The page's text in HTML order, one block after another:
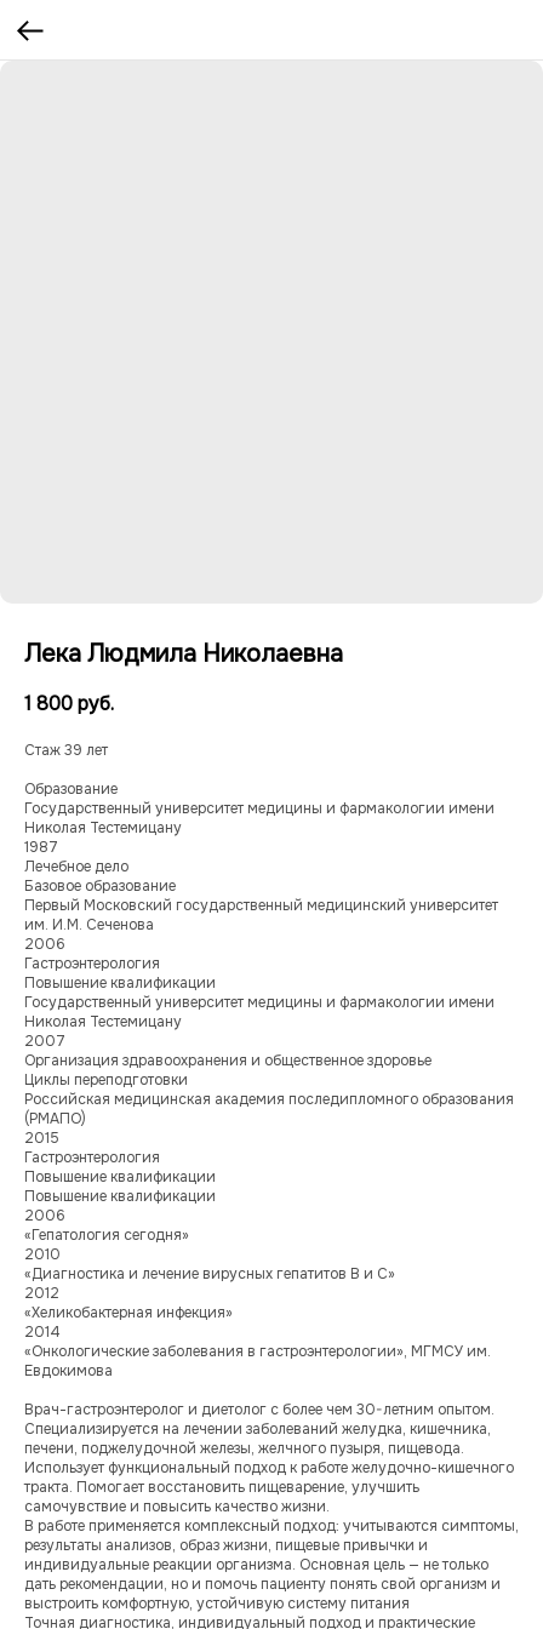
Лека Людмила Николаевна
1 800руб.
Стаж 39 лет
Образование
Государственный университет медицины и фармакологии имени
Николая Тестемицану
1987
Лечебное дело
Базовое образование
Первый Московский государственный медицинский университет
им. И.М. Сеченова
2006
Гастроэнтерология
Повышение квалификации
Государственный университет медицины и фармакологии имени
Николая Тестемицану
2007
Организация здравоохранения и общественное здоровье
Циклы переподготовки
Российская медицинская академия последипломного образования
(РМАПО)
2015
Гастроэнтерология
Повышение квалификации
Повышение квалификации
2006
«Гепатология сегодня»
2010
«Диагностика и лечение вирусных гепатитов В и С»
2012
«Хеликобактерная инфекция»
2014
«Онкологические заболевания в гастроэнтерологии», МГМСУ им.
Евдокимова
Врач-гастроэнтеролог и диетолог с более чем 30-летним опытом.
Специализируется на лечении заболеваний желудка, кишечника,
печени, поджелудочной железы, желчного пузыря, пищевода.
Использует функциональный подход к работе желудочно-кишечного
тракта. Помогает восстановить пищеварение, улучшить
самочувствие и повысить качество жизни.
В работе применяется комплексный подход: учитываются симптомы,
результаты анализов, образ жизни, пищевые привычки и
индивидуальные реакции организма. Основная цель — не только
дать рекомендации, но и помочь пациенту понять свой организм и
выстроить комфортную, устойчивую систему питания
Точная диагностика, индивидуальный подход и практические